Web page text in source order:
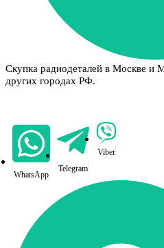
Скупка радиодеталей в Москве и
других городах РФ.
WhatsApp
Telegram
Viber